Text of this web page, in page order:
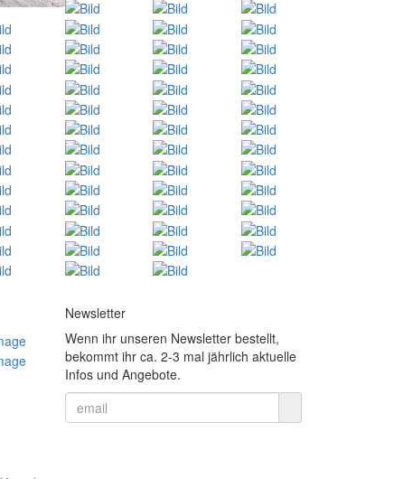
Newsletter
Wenn ihr unseren Newsletter bestellt,
bekommt ihr ca. 2-3 mal jährlich aktuelle
Infos und Angebote.